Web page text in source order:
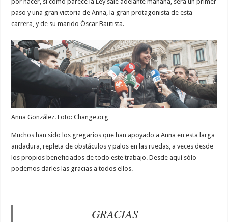
paso y una gran victoria de Anna, la gran protagonista de esta
carrera, y de su marido Óscar Bautista.
Anna González. Foto: Change.org
Muchos han sido los gregarios que han apoyado a Anna en esta larga
andadura, repleta de obstáculos y palos en las ruedas, a veces desde
los propios beneficiados de todo este trabajo. Desde aquí sólo
podemos darles las gracias a todos ellos.
GRACIAS